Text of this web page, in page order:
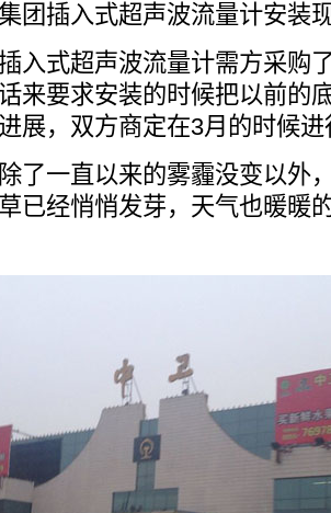
团插入式超声波流量计安装
入式超声波流量计需方采购
来要求安装的时候把以前的
展，双方商定在3月的时候
了一直以来的雾霾没变以外
已经悄悄发芽，天气也暖暖